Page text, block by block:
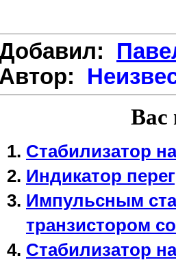
Автор:
Вас
Стабилизатор
Индикатор
Импульсным
транзистором
Стабилизатор